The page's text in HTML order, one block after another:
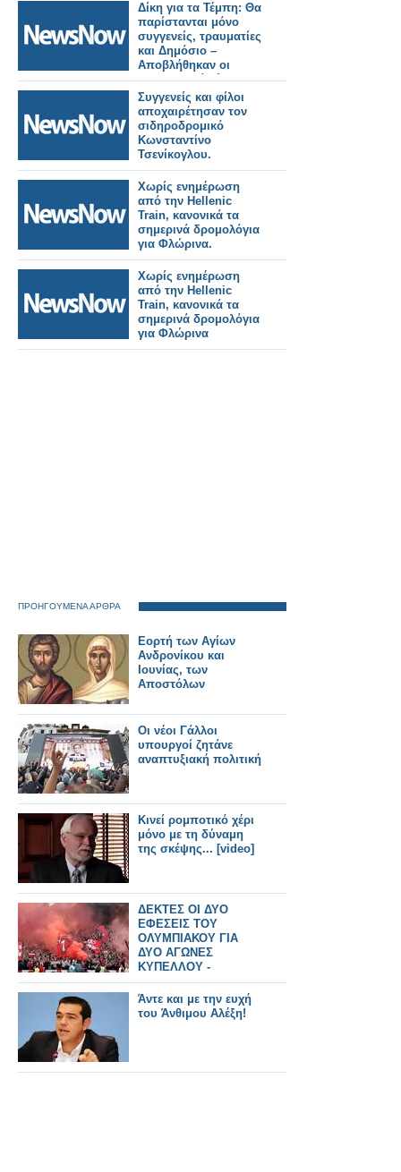
Δίκη για τα Τέμπη: Θα
παρίστανται μόνο
συγγενείς, τραυματίες
και Δημόσιο –
Αποβλήθηκαν οι
Δικηγορικοί Σύλλογοι
και το σωματείο των
μηχανοδηγών.
Συγγενείς και φίλοι
αποχαιρέτησαν τον
σιδηροδρομικό
Κωνσταντίνο
Τσενίκογλου.
Χωρίς ενημέρωση
από την Hellenic
Train, κανονικά τα
σημερινά δρομολόγια
για Φλώρινα.
Χωρίς ενημέρωση
από την Hellenic
Train, κανονικά τα
σημερινά δρομολόγια
για Φλώρινα
ΠΡΟΗΓΟΥΜΕΝΑ ΑΡΘΡΑ
Εορτή των Αγίων
Ανδρονίκου και
Ιουνίας, των
Αποστόλων
Οι νέοι Γάλλοι
υπουργοί ζητάνε
αναπτυξιακή πολιτική
Κινεί ρομποτικό χέρι
μόνο με τη δύναμη
της σκέψης... [video]
ΔΕΚΤΕΣ ΟΙ ΔΥΟ
ΕΦΕΣΕΙΣ ΤΟΥ
ΟΛΥΜΠΙΑΚΟΥ ΓΙΑ
ΔΥΟ ΑΓΩΝΕΣ
ΚΥΠΕΛΛΟΥ -
ΜΕΙΩΘΗΚΕ ΤΟ
ΠΡΟΣΤΙΜΟ
Άντε και με την ευχή
του Άνθιμου Αλέξη!